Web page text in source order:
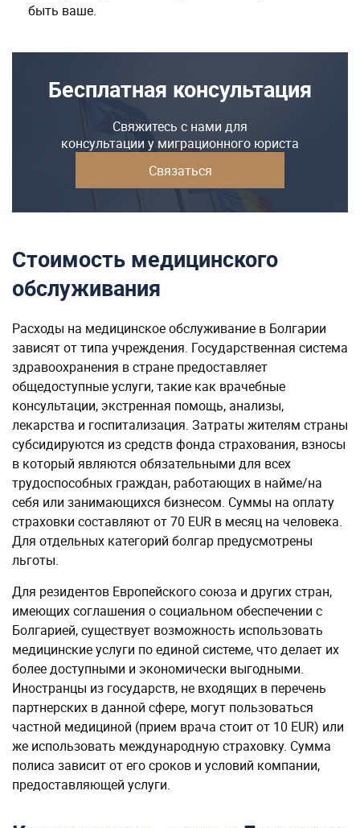
Связаться
Стоимость медицинского
обслуживания
Расходы на медицинское обслуживание в Болгарии
здравоохранения в стране предоставляет
общедоступные услуги, такие как врачебные
консультации, экстренная помощь, анализы,
субсидируются из средств фонда страхования, взносы
в который являются обязательными для всех
трудоспособных граждан, работающих в найме/на
себя или занимающихся бизнесом. Суммы на оплату
страховки составляют от 70 EUR в месяц на человека.
Для отдельных категорий болгар предусмотрены
льготы.
Для резидентов Европейского союза и других стран,
имеющих соглашения о социальном обеспечении с
Болгарией, существует возможность использовать
медицинские услуги по единой системе, что делает их
более доступными и экономически выгодными.
партнерских в данной сфере, могут пользоваться
частной медициной (прием врача стоит от 10 EUR) или
же использовать международную страховку. Сумма
полиса зависит от его сроков и условий компании,
предоставляющей услуги.
Как переехать жить в Болгарию
Стать гражданином этой европейской страны в
упрощенном порядке и с минимальными расходами